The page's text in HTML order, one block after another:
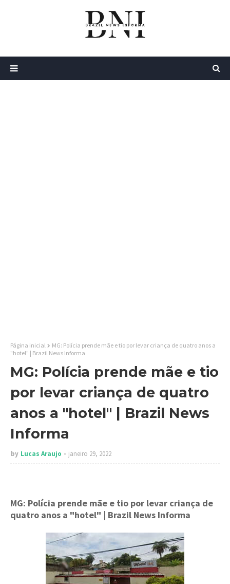
Página inicial
MG: Polícia prende mãe e tio por levar criança de quatro anos a
"hotel" | Brazil News Informa
MG: Polícia prende mãe e tio
por levar criança de quatro
anos a "hotel" | Brazil News
Informa
by Lucas Araujo janeiro 29, 2022
MG: Polícia prende mãe e tio por levar criança de
quatro anos a "hotel" | Brazil News Informa